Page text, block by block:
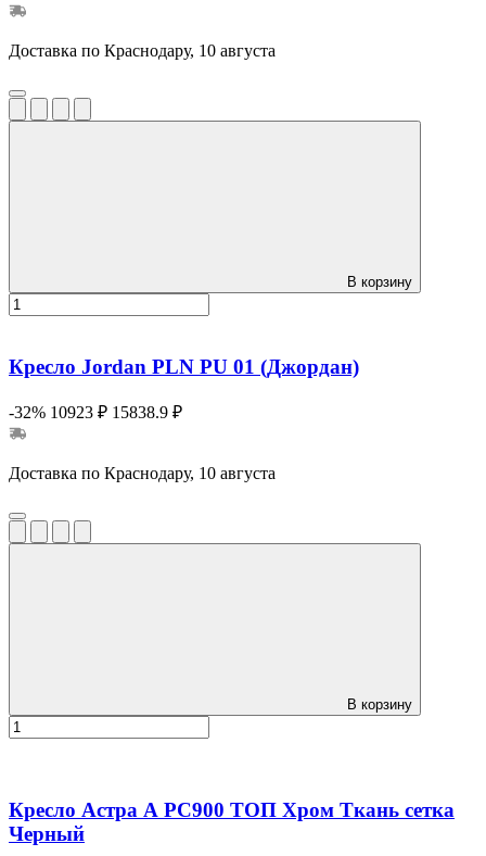
Доставка по Краснодару, 10 августа
В корзину
Кресло Jordan PLN PU 01 (Джордан)
-32% 10923 ₽ 15838.9 ₽
Доставка по Краснодару, 10 августа
В корзину
Кресло Астра А РС900 ТОП Хром Ткань сетка
Черный